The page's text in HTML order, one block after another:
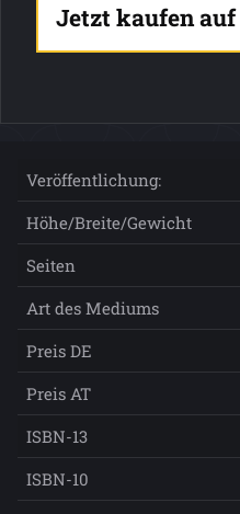
Jetzt kaufen auf
Veröffentlichung:
Höhe/Breite/Gewicht
Seiten
Art des Mediums
Preis DE
Preis AT
ISBN-13
ISBN-10